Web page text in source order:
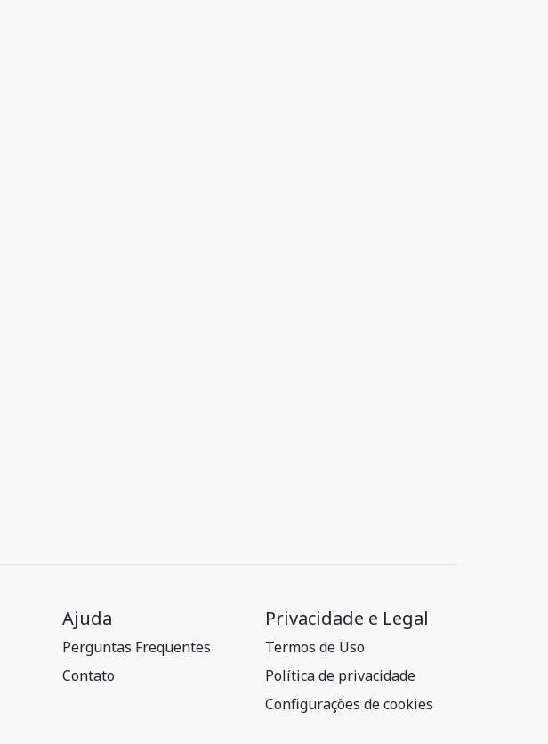
Ajuda
Perguntas Frequentes
Contato
Privacidade e Legal
Termos de Uso
Política de privacidade
Configurações de cookies